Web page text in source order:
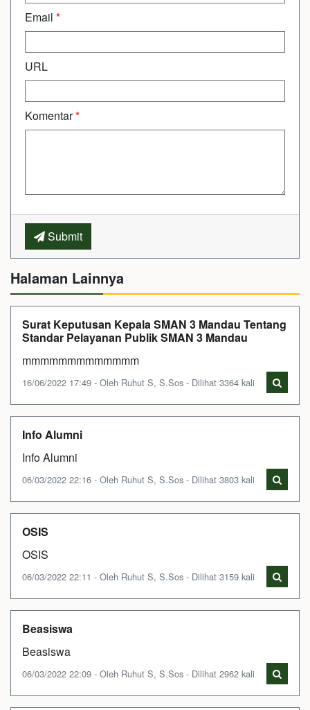
Email *
URL
Komentar*
Submit
Halaman Lainnya
Surat Keputusan Kepala SMAN 3 Mandau Tentang
Standar Pelayanan Publik SMAN 3 Mandau
mmmmmmmmmmmmm
16/06/2022 17:49 - Oleh Ruhut S, S.Sos - Dilihat 3364 kali
Info Alumni
Info Alumni
06/03/2022 22:16 - Oleh Ruhut S, S.Sos - Dilihat 3803 kali
OSIS
OSIS
06/03/2022 22:11 - Oleh Ruhut S, S.Sos - Dilihat 3159 kali
Beasiswa
Beasiswa
06/03/2022 22:09 - Oleh Ruhut S, S.Sos - Dilihat 2962 kali